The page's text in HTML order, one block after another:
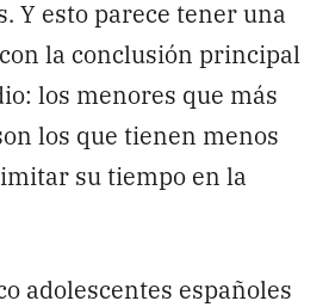
Y esto parece tener una
la conclusión principal
los menores que más
los que tienen menos
su tiempo en la
adolescentes españoles